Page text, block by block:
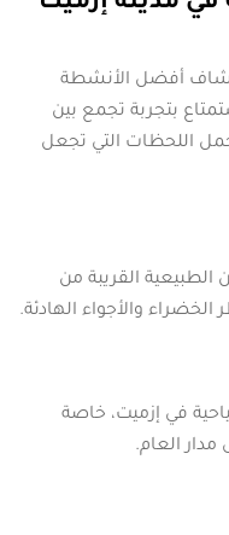
أفضل الأنشطة
بتجربة تجمع بين
اللحظات التي تجعل
القريبة من
والأجواء الهادئة.
في إزميت، خاصة
العام.